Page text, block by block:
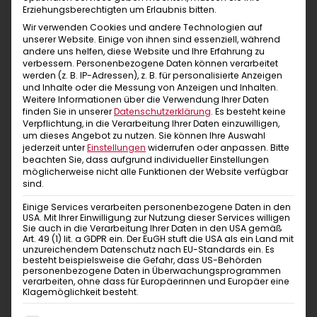
Mountain
Chillaz Zubehör
Zubehör von Chillaz
Erziehungsberechtigten um Erlaubnis bitten.
Wir verwenden Cookies und andere Technologien auf
unserer Website. Einige von ihnen sind essenziell, während
andere uns helfen, diese Website und Ihre Erfahrung zu
verbessern. Personenbezogene Daten können verarbeitet
werden (z. B. IP-Adressen), z. B. für personalisierte Anzeigen
und Inhalte oder die Messung von Anzeigen und Inhalten.
Weitere Informationen über die Verwendung Ihrer Daten
finden Sie in unsererDatenschutzerklärung. Es besteht keine
Verpflichtung, in die Verarbeitung Ihrer Daten einzuwilligen,
um dieses Angebot zu nutzen. Sie können Ihre Auswahl
jederzeit unterEinstellungen widerrufen oder anpassen. Bitte
beachten Sie, dass aufgrund individueller Einstellungen
möglicherweise nicht alle Funktionen der Website verfügbar
sind.
Einige Services verarbeiten personenbezogene Daten in den
USA. Mit Ihrer Einwilligung zur Nutzung dieser Services willigen
Sie auch in die Verarbeitung Ihrer Daten in den USA gemäß
Art. 49 (1) lit. a GDPR ein. Der EuGH stuft die USA als ein Land mit
unzureichendem Datenschutz nach EU-Standards ein. Es
besteht beispielsweise die Gefahr, dass US-Behörden
personenbezogene Daten in Überwachungsprogrammen
verarbeiten, ohne dass für Europäerinnen und Europäer eine
Klagemöglichkeit besteht.